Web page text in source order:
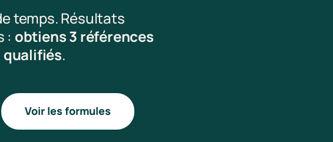
temps. Résultats
: obtiens 3 références
qualifiés.
Voir les formules